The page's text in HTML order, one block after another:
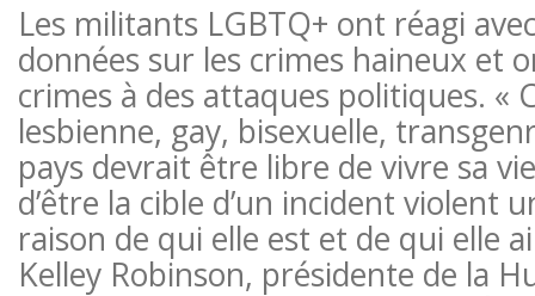
Les militants LGBTQ+ ont réagi
données sur les crimes haineux et
crimes à des attaques politiques. «
lesbienne, gay, bisexuelle,
pays devrait être libre de vivre sa
d’être la cible d’un incident violent
raison de qui elle est et de qui elle
Kelley Robinson, présidente de la